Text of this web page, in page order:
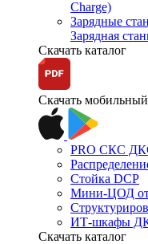
Charge)
Зарядные
Зарядная
Скачать каталог
Скачать мобильный
PRO СКС
Стойка DCP
Мини-ЦОД от
ИТ-шкафы
Скачать каталог